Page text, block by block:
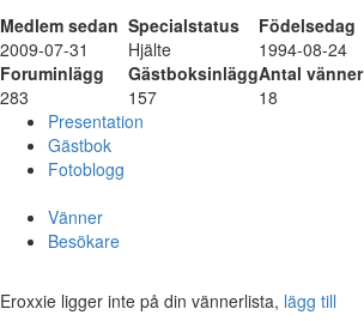
Medlem sedan Specialstatus
Födelsedag
2009-07-31
Hjälte
1994-08-24
Foruminlägg
GästboksinläggAntal vänner
283
157
18
Presentation
Gästbok
Fotoblogg
Vänner
Besökare
Eroxxie ligger inte på din vännerlista, lägg till